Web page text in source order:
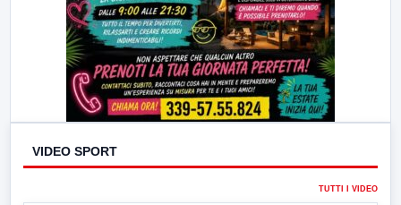
VIDEO SPORT
TUTTI I VIDEO